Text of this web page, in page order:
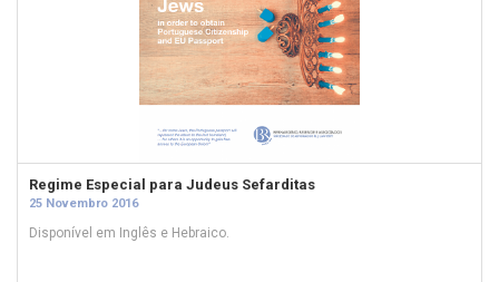
Regime Especial para Judeus Sefarditas
25 Novembro 2016
Disponível em Inglês e Hebraico.